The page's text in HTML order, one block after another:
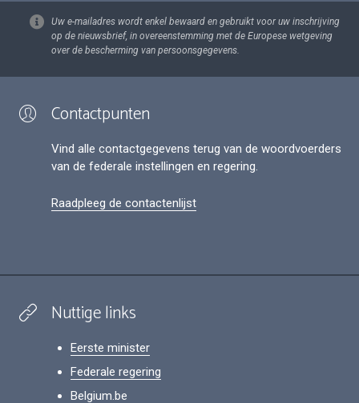
Uw e-mailadres wordt enkel bewaard en gebruikt voor uw inschrijving
op de nieuwsbrief, in overeenstemming met de Europese wetgeving
over de bescherming van persoonsgegevens.
Contactpunten
Vind alle contactgegevens terug van de woordvoerders
van de federale instellingen en regering.
Raadpleeg de contactenlijst
Nuttige links
Eerste minister
Federale regering
Belgium.be